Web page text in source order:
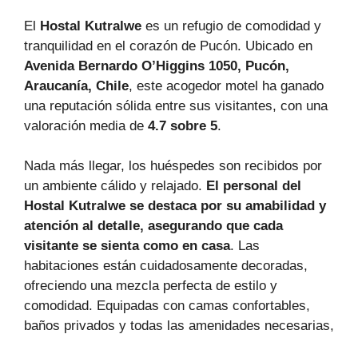
El Hostal Kutralwe es un refugio de comodidad y
tranquilidad en el corazón de Pucón. Ubicado en
Avenida Bernardo O’Higgins 1050, Pucón,
Araucanía, Chile, este acogedor motel ha ganado
una reputación sólida entre sus visitantes, con una
valoración media de 4.7 sobre 5.
Nada más llegar, los huéspedes son recibidos por
un ambiente cálido y relajado. El personal del
Hostal Kutralwe se destaca por su amabilidad y
atención al detalle, asegurando que cada
visitante se sienta como en casa. Las
habitaciones están cuidadosamente decoradas,
ofreciendo una mezcla perfecta de estilo y
comodidad. Equipadas con camas confortables,
baños privados y todas las amenidades necesarias,